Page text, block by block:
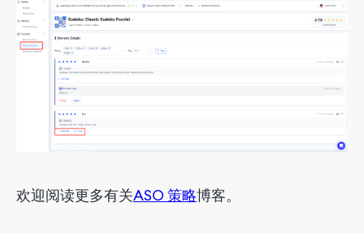
欢迎阅读更多有关ASO 策略博客。